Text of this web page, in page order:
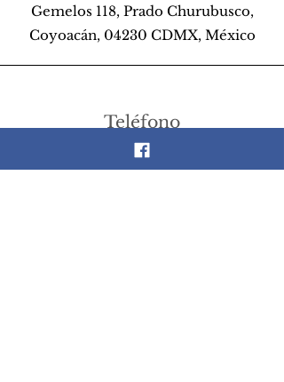
Gemelos 118, Prado Churubusco,
Coyoacán, 04230 CDMX, México
Teléfono
55 26 89 13 14